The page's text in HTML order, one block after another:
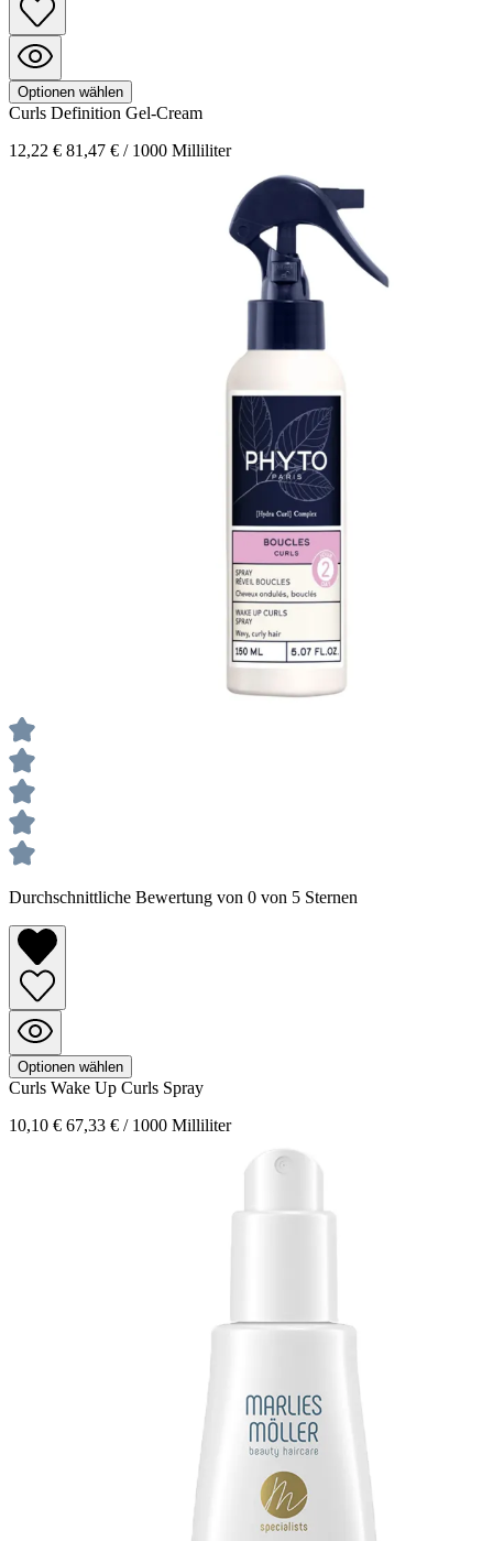
Optionen wählen
Curls Definition Gel-Cream
12,22 € 81,47 € / 1000 Milliliter
Durchschnittliche Bewertung von 0 von 5 Sternen
Optionen wählen
Curls Wake Up Curls Spray
10,10 € 67,33 € / 1000 Milliliter